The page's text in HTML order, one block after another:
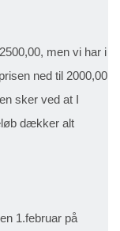
men vi har i
ned til 2000,00
sker ved at I
dækker alt
1.februar på